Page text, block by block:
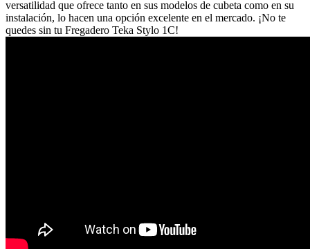
versatilidad que ofrece tanto en sus modelos de cubeta como en su
instalación, lo hacen una opción excelente en el mercado. ¡No te
quedes sin tu Fregadero Teka Stylo 1C!